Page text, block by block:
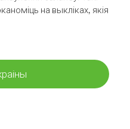
на выкліках, якія